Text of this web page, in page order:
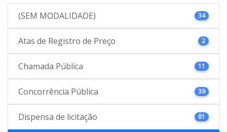
(SEM MODALIDADE) 34
Atas de Registro de Preço 2
Chamada Pública 11
Concorrência Pública 39
Dispensa de licitação 81